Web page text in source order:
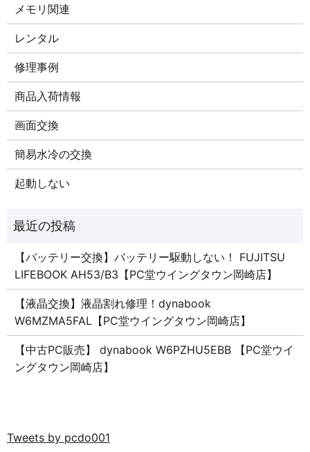
メモリ関連
レンタル
修理事例
商品入荷情報
画面交換
簡易水冷の交換
起動しない
【バッテリー交換】バッテリー駆動しない！ FUJITSU
LIFEBOOK AH53/B3【PC堂ウイングタウン岡崎店】
【液晶交換】液晶割れ修理！dynabook
W6MZMA5FAL【PC堂ウイングタウン岡崎店】
【中古PC販売】 dynabook W6PZHU5EBB 【PC堂ウイ
ングタウン岡崎店】
Tweets by pcdo001